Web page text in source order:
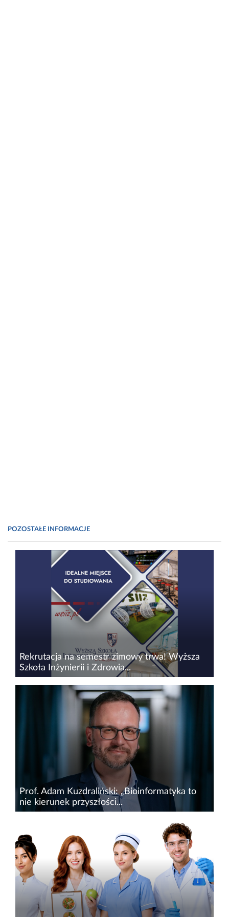
POZOSTAŁE INFORMACJE
Rekrutacja na semestr zimowy trwa! Wyższa
Szkoła Inżynierii i Zdrowia...
Trwa rekrutacja na semestr zimowy 2024/2025.
W dniach 9-10 lipca br.&nbsp;Wyższa Szkoła
Inżynierii i Zdrowia w Warszawie zaprasza do
odwiedzenia dwóch siedzib uczelni&nbsp;–
&nbsp;odbędą się Dni...
Prof. Adam Kuzdraliński: „Bioinformatyka to
nie kierunek przyszłości...
Jeszcze niedawno postrzegana jako dyscyplina
hermetyczna, bioinformatyka stała się dziś
centralnym punktem styku nauk przyrodniczych
z zaawansowaną technologią cyfrową.
Gwałtowny przyrost danych...